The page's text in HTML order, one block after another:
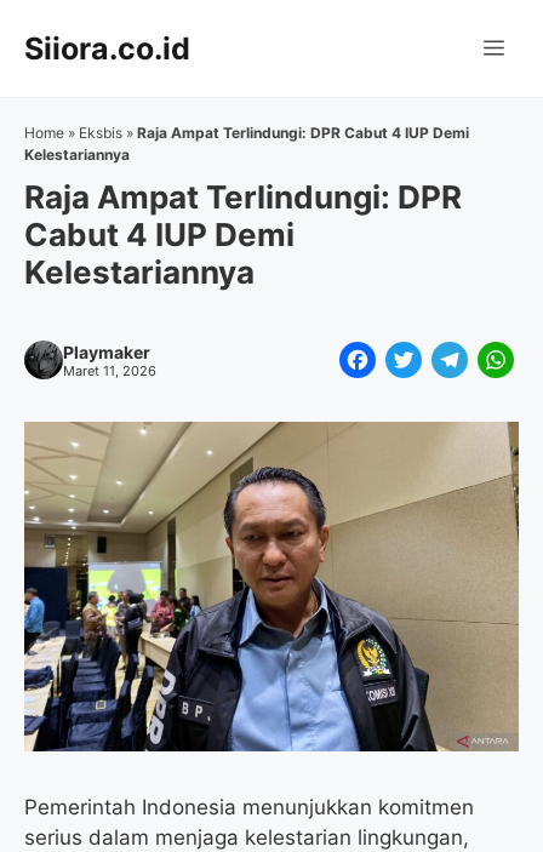
Siiora.co.id
Home » Eksbis » Raja Ampat Terlindungi: DPR Cabut 4 IUP Demi
Kelestariannya
Raja Ampat Terlindungi: DPR
Cabut 4 IUP Demi
Kelestariannya
Playmaker
Maret 11, 2026
F
k
T
t
T
m
W
p
Pemerintah Indonesia menunjukkan komitmen
serius dalam menjaga kelestarian lingkungan,